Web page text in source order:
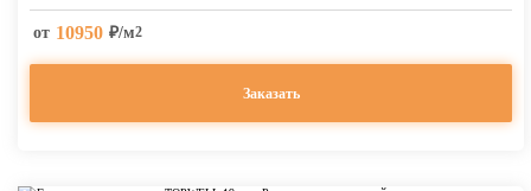
от 10950 ₽/м2
Заказать